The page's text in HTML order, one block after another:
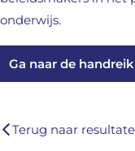
onderwijs.
Ga naar de
Terug naar